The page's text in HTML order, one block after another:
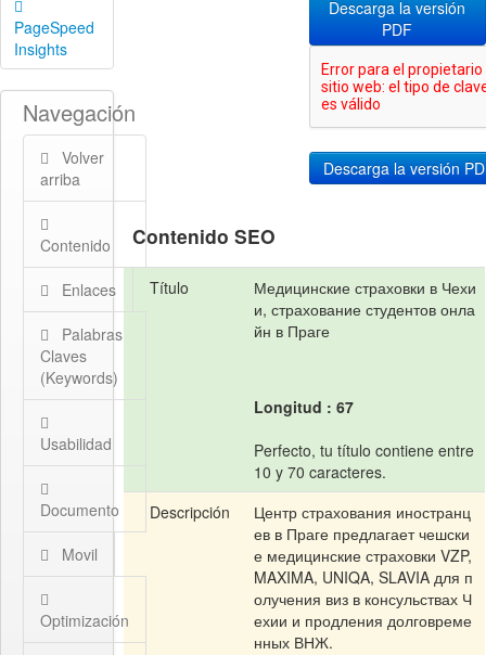
PageSpeed
Insights
Navegación
Volver
arriba
Contenido
Enlaces
Palabras
Claves
(Keywords)
Usabilidad
Documento
Movil
Optimización
Descarga la versión
PDF
Contenido SEO
Título
Медицинские страховки в Чехи
и, страхование студентов онла
йн в Праге
Longitud : 67
Perfecto, tu título contiene entre
10 y 70 caracteres.
Descripción
Центр страхования иностранц
ев в Праге предлагает чешски
е медицинские страховки VZP,
MAXIMA, UNIQA, SLAVIA для п
олучения виз в консульствах Ч
ехии и продления долговреме
нных ВНЖ.